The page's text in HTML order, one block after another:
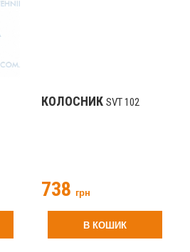
КОЛОСНИК SVT 102
738 грн
В КОШИК